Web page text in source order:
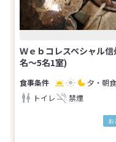
Ｗｅｂコレスペシャル
名～5名1室)
夕・朝
トイレ
禁煙
お